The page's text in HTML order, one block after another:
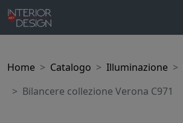
Home Catalogo Illuminazione
Bilancere collezione Verona C971